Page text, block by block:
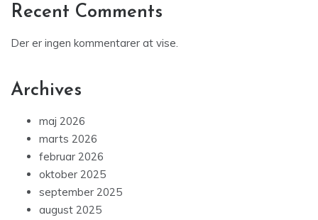
Recent Comments
Der er ingen kommentarer at vise.
Archives
maj 2026
marts 2026
februar 2026
oktober 2025
september 2025
august 2025